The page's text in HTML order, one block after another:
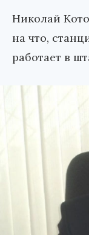
Николай
на что,
работает в